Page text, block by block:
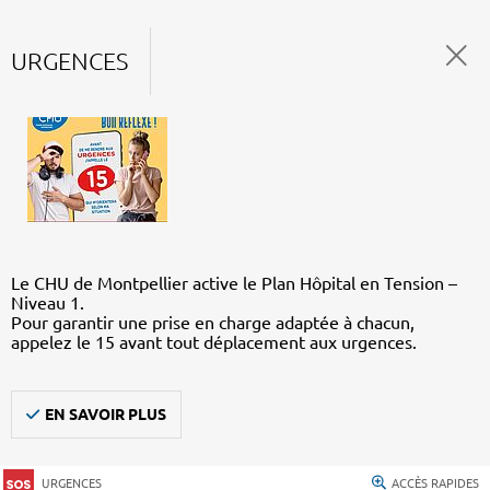
URGENCES
Le CHU de Montpellier active le Plan Hôpital en Tension –
Niveau 1.
Pour garantir une prise en charge adaptée à chacun,
appelez le 15 avant tout déplacement aux urgences.
EN SAVOIR PLUS
URGENCES ACCÈS RAPIDES